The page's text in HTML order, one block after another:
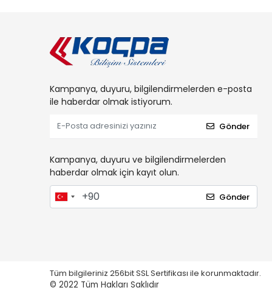
Kampanya, duyuru, bilgilendirmelerden e-posta
ile haberdar olmak istiyorum.
Gönder
Kampanya, duyuru ve bilgilendirmelerden
haberdar olmak için kayıt olun.
Gönder
Tüm bilgileriniz 256bit SSL Sertifikası ile korunmaktadır.
© 2022 Tüm Hakları Saklıdır